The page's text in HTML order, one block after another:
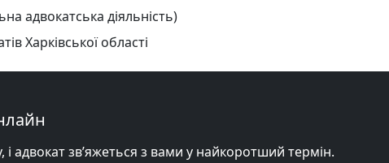
адвокатська діяльність)
Харківської області
адвокат зв’яжеться з вами у найкоротший термін.